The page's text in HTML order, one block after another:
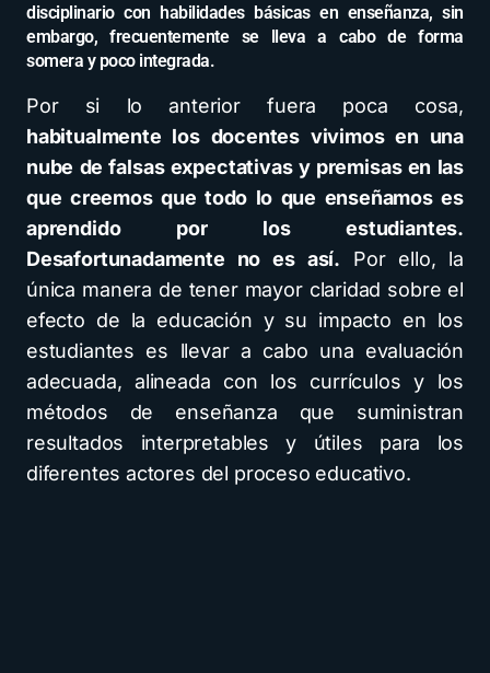
disciplinario con habilidades básicas en enseñanza, sin
embargo, frecuentemente se lleva a cabo de forma
somera y poco integrada.
Por si lo anterior fuera poca cosa,
habitualmente los docentes vivimos en una
nube de falsas expectativas y premisas en las
que creemos que todo lo que enseñamos es
aprendido por los estudiantes.
Desafortunadamente no es así. Por ello, la
única manera de tener mayor claridad sobre el
efecto de la educación y su impacto en los
estudiantes es llevar a cabo una evaluación
adecuada, alineada con los currículos y los
métodos de enseñanza que suministran
resultados interpretables y útiles para los
diferentes actores del proceso educativo.